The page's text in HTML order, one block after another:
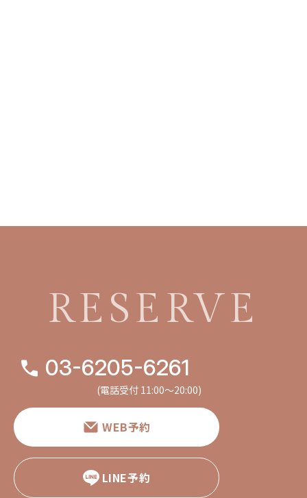
RESERVE
03-6205-6261
(電話受付 11:00〜20:00)
WEB予約
LINE予約